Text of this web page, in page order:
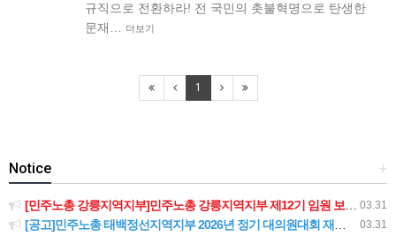
규직으로 전환하라! 전 국민의 촛불혁명으로 탄생한
문재…
더보기
1
+
Notice
03.31
[민주노총 강릉지역지부]민주노총 강릉지역지부 제12기 임원 보궐선거결과 공고
03.31
[공고]민주노총 태백정선지역지부 2026년 정기 대의원대회 재소집 건